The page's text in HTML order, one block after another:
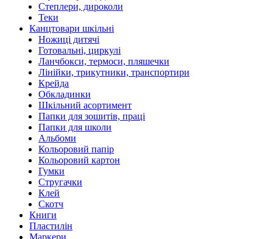
Степлери, дироколи
Теки
Канцтовари шкільні
Ножиці дитячі
Готовальні, циркулі
Ланчбокси, термоси, пляшечки
Лінійки, трикутники, транспортири
Крейда
Обкладинки
Шкільний асортимент
Папки для зошитів, праці
Папки для школи
Альбоми
Кольоровий папір
Кольоровий картон
Гумки
Стругачки
Клей
Скотч
Книги
Пластилін
Маркери